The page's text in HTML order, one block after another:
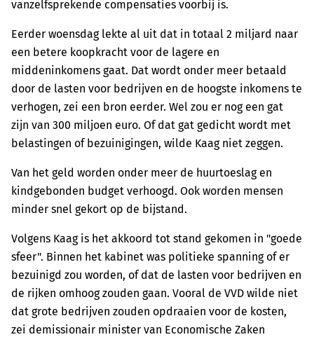
vanzelfsprekende compensaties voorbij is.
Eerder woensdag lekte al uit dat in totaal 2 miljard naar
een betere koopkracht voor de lagere en
middeninkomens gaat. Dat wordt onder meer betaald
door de lasten voor bedrijven en de hoogste inkomens te
verhogen, zei een bron eerder. Wel zou er nog een gat
zijn van 300 miljoen euro. Of dat gat gedicht wordt met
belastingen of bezuinigingen, wilde Kaag niet zeggen.
Van het geld worden onder meer de huurtoeslag en
kindgebonden budget verhoogd. Ook worden mensen
minder snel gekort op de bijstand.
Volgens Kaag is het akkoord tot stand gekomen in "goede
sfeer". Binnen het kabinet was politieke spanning of er
bezuinigd zou worden, of dat de lasten voor bedrijven en
de rijken omhoog zouden gaan. Vooral de VVD wilde niet
dat grote bedrijven zouden opdraaien voor de kosten,
zei demissionair minister van Economische Zaken